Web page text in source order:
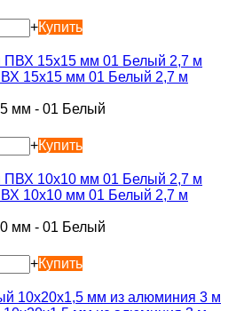
+Купить
15х15 мм 01 Белый 2,7 м
мм - 01 Белый
+Купить
10х10 мм 01 Белый 2,7 м
мм - 01 Белый
+Купить